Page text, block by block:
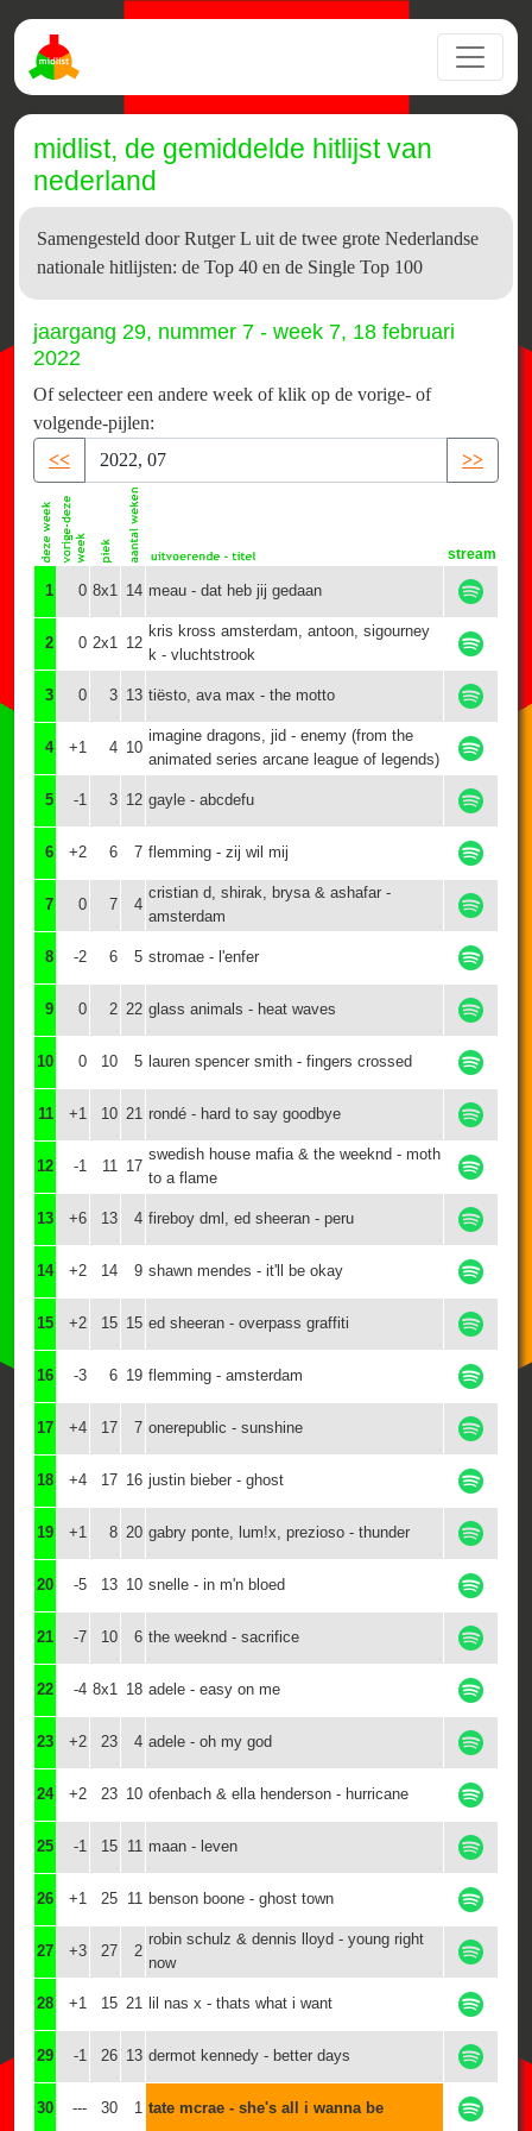
midlist, de gemiddelde hitlijst van
nederland
Samengesteld door Rutger L uit de twee grote Nederlandse
nationale hitlijsten: de Top 40 en de Single Top 100
jaargang 29, nummer 7 - week 7, 18 februari
2022
Of selecteer een andere week of klik op de vorige- of
volgende-pijlen:
<<
>>
stream
1 0 8x1 14 meau - dat heb jij gedaan
2 0 2x1 12
kris kross amsterdam, antoon, sigourney
k - vluchtstrook
3 0 3 13 tiësto, ava max - the motto
4 +1 4 10
imagine dragons, jid - enemy (from the
animated series arcane league of legends)
5 -1 3 12 gayle - abcdefu
6 +2 6 7 flemming - zij wil mij
7 0 7 4
cristian d, shirak, brysa & ashafar -
amsterdam
8 -2 6 5 stromae - l'enfer
9 0 2 22 glass animals - heat waves
10 0 10 5 lauren spencer smith - fingers crossed
11 +1 10 21 rondé - hard to say goodbye
12 -1 11 17
swedish house mafia & the weeknd - moth
to a flame
13 +6 13 4 fireboy dml, ed sheeran - peru
14 +2 14 9 shawn mendes - it'll be okay
15 +2 15 15 ed sheeran - overpass graffiti
16 -3 6 19 flemming - amsterdam
17 +4 17 7 onerepublic - sunshine
18 +4 17 16 justin bieber - ghost
19 +1 8 20 gabry ponte, lum!x, prezioso - thunder
20 -5 13 10 snelle - in m'n bloed
21 -7 10 6 the weeknd - sacrifice
22 -4 8x1 18 adele - easy on me
23 +2 23 4 adele - oh my god
24 +2 23 10 ofenbach & ella henderson - hurricane
25 -1 15 11 maan - leven
26 +1 25 11 benson boone - ghost town
27 +3 27 2
robin schulz & dennis lloyd - young right
now
28 +1 15 21 lil nas x - thats what i want
29 -1 26 13 dermot kennedy - better days
30 --- 30 1 tate mcrae - she's all i wanna be